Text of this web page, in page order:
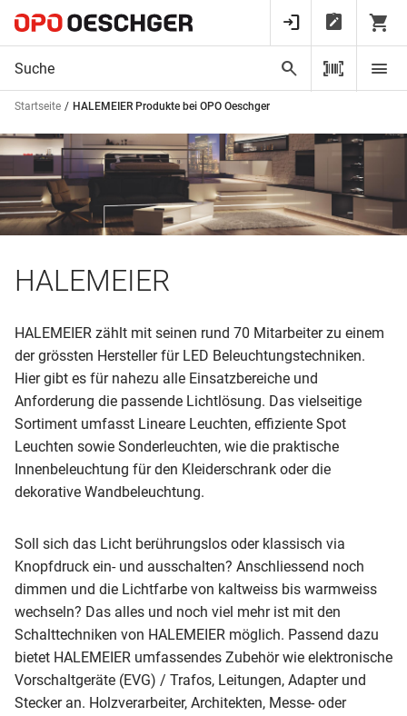
Startseite HALEMEIER Produkte bei OPO Oeschger
HALEMEIER
HALEMEIER zählt mit seinen rund 70 Mitarbeiter zu einem
der grössten Hersteller für LED Beleuchtungstechniken.
Hier gibt es für nahezu alle Einsatzbereiche und
Anforderung die passende Lichtlösung. Das vielseitige
Sortiment umfasst Lineare Leuchten, effiziente Spot
Leuchten sowie Sonderleuchten, wie die praktische
Innenbeleuchtung für den Kleiderschrank oder die
dekorative Wandbeleuchtung.
Soll sich das Licht berührungslos oder klassisch via
Knopfdruck ein- und ausschalten? Anschliessend noch
dimmen und die Lichtfarbe von kaltweiss bis warmweiss
wechseln? Das alles und noch viel mehr ist mit den
Schalttechniken von HALEMEIER möglich. Passend dazu
bietet HALEMEIER umfassendes Zubehör wie elektronische
Vorschaltgeräte (EVG) / Trafos, Leitungen, Adapter und
Stecker an. Holzverarbeiter, Architekten, Messe- oder